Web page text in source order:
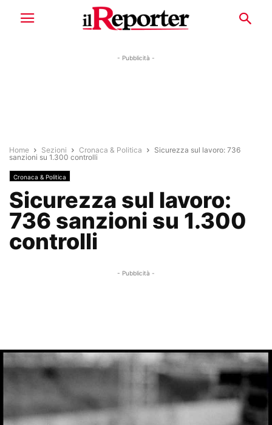
- Pubblicità -
Home Sezioni Cronaca & Politica
Sicurezza sul lavoro: 736
sanzioni su 1.300 controlli
Cronaca & Politica
Sicurezza sul lavoro:
736 sanzioni su 1.300
controlli
- Pubblicità -